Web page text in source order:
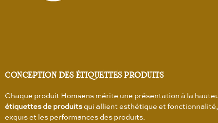
CONCEPTION DES ÉTIQUETTES PRODUITS
Chaque produit Homsens mérite une présentation à la
étiquettes de produitsqui allient esthétique et
exquis et les performances des produits.